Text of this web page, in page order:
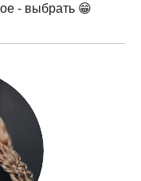
- выбрать 😁